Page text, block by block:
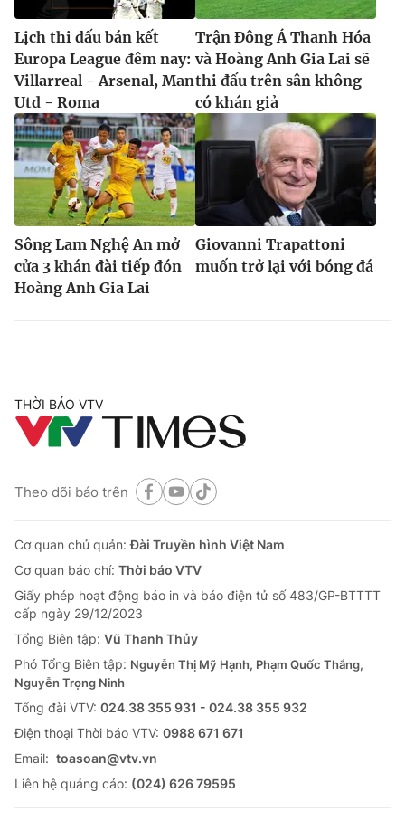
Lịch thi đấu bán kết
Europa League đêm nay:
Villarreal - Arsenal, Man
Utd - Roma
Trận Đông Á Thanh Hóa
và Hoàng Anh Gia Lai sẽ
thi đấu trên sân không
có khán giả
Sông Lam Nghệ An mở
cửa 3 khán đài tiếp đón
Hoàng Anh Gia Lai
Giovanni Trapattoni
muốn trở lại với bóng đá
THỜI BÁO VTV
Theo dõi báo trên
Cơ quan chủ quản:Đài Truyền hình Việt Nam
Cơ quan báo chí: Thời báo VTV
Giấy phép hoạt động báo in và báo điện tử số 483/GP-BTTTT
cấp ngày 29/12/2023
Tổng Biên tập: Vũ Thanh Thủy
Phó Tổng Biên tập: Nguyễn Thị Mỹ Hạnh, Phạm Quốc Thắng,
Nguyễn Trọng Ninh
Tổng đài VTV: 024.38 355 931 - 024.38 355 932
Ðiện thoại Thời báo VTV: 0988 671 671
Email: toasoan@vtv.vn
Liên hệ quảng cáo: (024) 626 79595